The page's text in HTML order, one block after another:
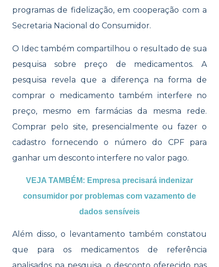
programas de fidelização, em cooperação com a
Secretaria Nacional do Consumidor.
O Idec também compartilhou o resultado de sua
pesquisa sobre preço de medicamentos. A
pesquisa revela que a diferença na forma de
comprar o medicamento também interfere no
preço, mesmo em farmácias da mesma rede.
Comprar pelo site, presencialmente ou fazer o
cadastro fornecendo o número do CPF para
ganhar um desconto interfere no valor pago.
VEJA TAMBÉM: Empresa precisará indenizar
consumidor por problemas com vazamento de
dados sensíveis
Além disso, o levantamento também constatou
que para os medicamentos de referência